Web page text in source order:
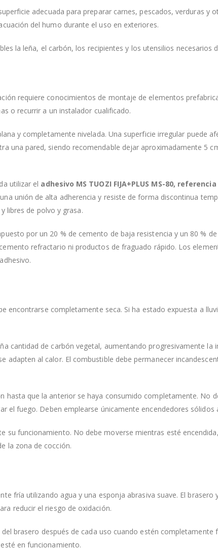
adecuada para preparar carnes, pescados, verduras y
del humo durante el uso en exteriores.
la leña, el carbón, los recipientes y los utensilios necesarios
requiere conocimientos de montaje de elementos
o recurrir a un instalador cualificado.
y completamente nivelada. Una superficie irregular puede
una pared, siendo recomendable dejar aproximadamente 5
utilizar el adhesivo MS TUOZI FIJA+PLUS MS-80, referencia
unión de alta adherencia y resiste de forma discontinua
libres de polvo y grasa.
por un 20 % de cemento de baja resistencia y un 80 %
refractario ni productos de fraguado rápido. Los
encontrarse completamente seca. Si ha estado expuesta a
cantidad de carbón vegetal, aumentando progresivamente
adapten al calor. El combustible debe permanecer
hasta que la anterior se haya consumido completamente. No
el fuego. Deben emplearse únicamente encendedores sólidos
su funcionamiento. No debe moverse mientras esté
la zona de cocción.
fría utilizando agua y una esponja abrasiva suave. El
reducir el riesgo de oxidación.
brasero después de cada uso cuando estén
en funcionamiento.